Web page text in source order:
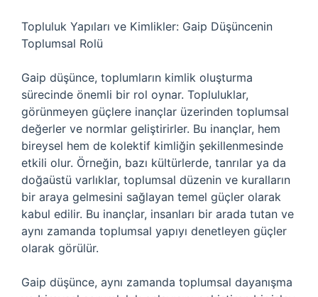
Topluluk Yapıları ve Kimlikler: Gaip Düşüncenin
Toplumsal Rolü
Gaip düşünce, toplumların kimlik oluşturma
sürecinde önemli bir rol oynar. Topluluklar,
görünmeyen güçlere inançlar üzerinden toplumsal
değerler ve normlar geliştirirler. Bu inançlar, hem
bireysel hem de kolektif kimliğin şekillenmesinde
etkili olur. Örneğin, bazı kültürlerde, tanrılar ya da
doğaüstü varlıklar, toplumsal düzenin ve kuralların
bir araya gelmesini sağlayan temel güçler olarak
kabul edilir. Bu inançlar, insanları bir arada tutan ve
aynı zamanda toplumsal yapıyı denetleyen güçler
olarak görülür.
Gaip düşünce, aynı zamanda toplumsal dayanışma